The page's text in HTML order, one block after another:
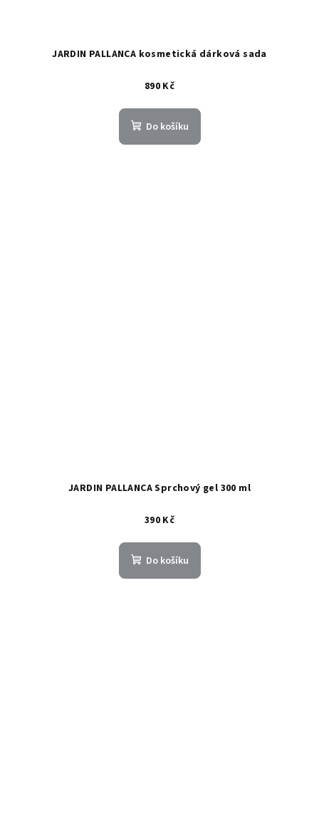
JARDIN PALLANCA kosmetická dárková sada
890 Kč
Do košíku
JARDIN PALLANCA Sprchový gel 300 ml
390 Kč
Do košíku